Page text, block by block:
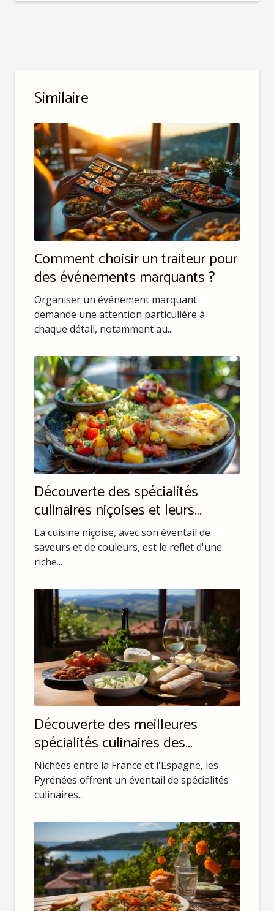
Similaire
Comment choisir un traiteur pour
des événements marquants ?
Organiser un événement marquant
demande une attention particulière à
chaque détail, notamment au...
Découverte des spécialités
culinaires niçoises et leurs
origines
La cuisine niçoise, avec son éventail de
saveurs et de couleurs, est le reflet d'une
riche...
Découverte des meilleures
spécialités culinaires des
Pyrénées
Nichées entre la France et l'Espagne, les
Pyrénées offrent un éventail de spécialités
culinaires...